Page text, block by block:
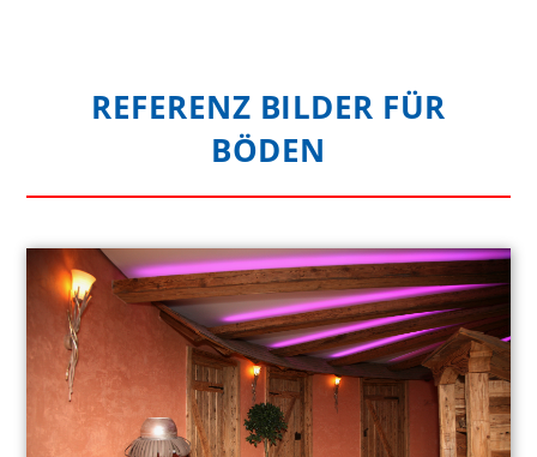
REFERENZ BILDER FÜR
BÖDEN